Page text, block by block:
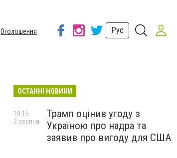
Оголошення
Рус
ОСТАННІ НОВИНИ
Трамп оцінив угоду з
Україною про надра та
заявив про вигоду для США
10:15
2 серпня